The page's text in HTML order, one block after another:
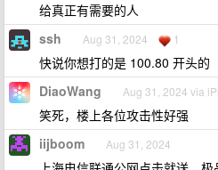
给真正有需要的人
ssh Aug 31, 2024 1
快说你想打的是 100.80 开头的
DiaoWang Aug 31, 2024 via
笑死，楼上各位攻击性好强
iijboom Aug 31, 2024